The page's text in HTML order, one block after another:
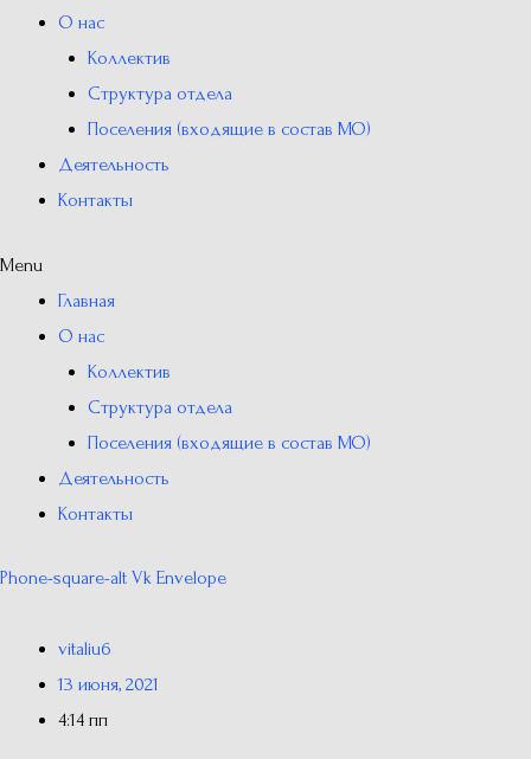
О нас
Коллектив
Структура отдела
Поселения (входящие в состав МО)
Деятельность
Контакты
Menu
Главная
О нас
Коллектив
Структура отдела
Поселения (входящие в состав МО)
Деятельность
Контакты
Phone-square-alt Vk Envelope
vitaliu6
13 июня, 2021
4:14 пп